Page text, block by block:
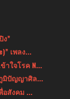
ง”
เพลง...
าใจโรค N...
มิปัญญาศิล...
อสังคม ...